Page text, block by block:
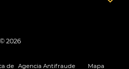
2026
de Agencia Antifraude Mapa